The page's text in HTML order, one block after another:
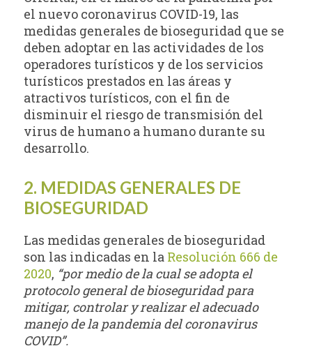
el nuevo coronavirus COVID-19, las
medidas generales de bioseguridad que se
deben adoptar en las actividades de los
operadores turísticos y de los servicios
turísticos prestados en las áreas y
atractivos turísticos, con el fin de
disminuir el riesgo de transmisión del
virus de humano a humano durante su
desarrollo.
2. MEDIDAS GENERALES DE
BIOSEGURIDAD
Las medidas generales de bioseguridad
son las indicadas en la Resolución 666 de
2020, “por medio de la cual se adopta el
protocolo general de bioseguridad para
mitigar, controlar y realizar el adecuado
manejo de la pandemia del coronavirus
COVID”.